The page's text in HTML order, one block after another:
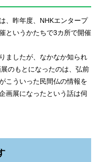
、昨年度、NHKエンタープ
というかたちで3カ所で開催
ましたが、なかなか知られ
のもとになったのは、弘前
こういった民間仏の情報を
画展になったという話は伺